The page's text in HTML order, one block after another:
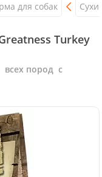
для собак
Turkey
всех пород с